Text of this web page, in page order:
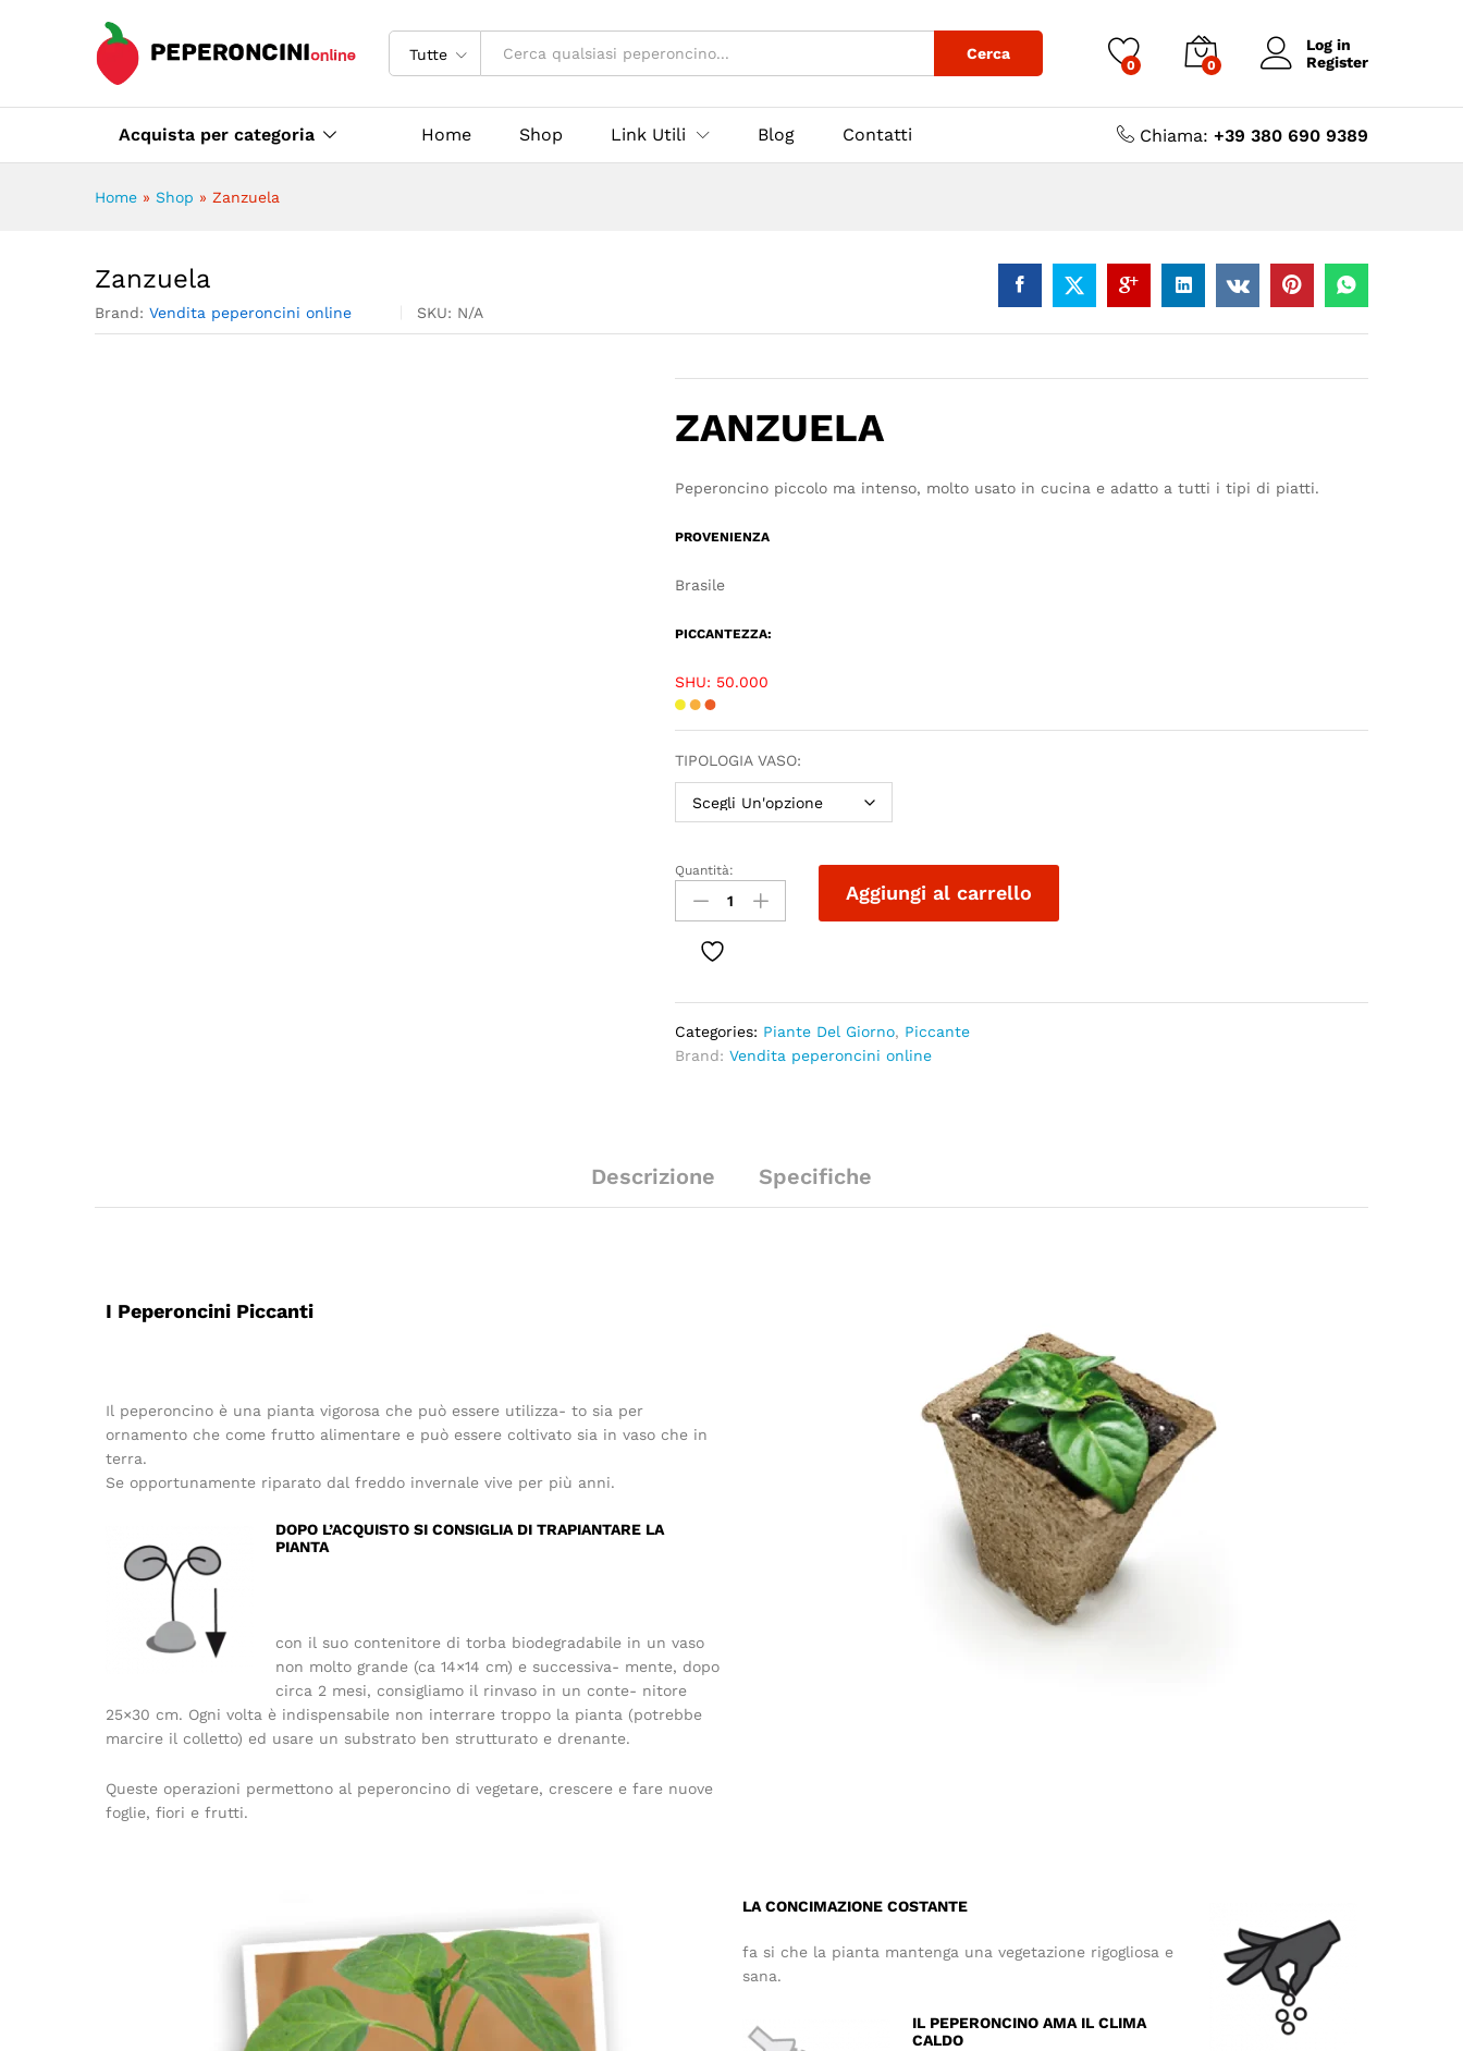
Tutte Cerca
0 0
Log in
Register
Acquista per categoria Home Shop Link Utili Blog Contatti Chiama: +39 380 690 9389
Home » Shop » Zanzuela
Zanzuela
Brand: Vendita peperoncini online SKU: N/A
ZANZUELA
Peperoncino piccolo ma intenso, molto usato in cucina e adatto a tutti i tipi di piatti.
PROVENIENZA
Brasile
PICCANTEZZA:
SHU: 50.000
TIPOLOGIA VASO:
Quantità:
Aggiungi al carrello
Categories: Piante Del Giorno, Piccante
Brand:Vendita peperoncini online
Descrizione Specifiche
I Peperoncini Piccanti
Il peperoncino è una pianta vigorosa che può essere utilizza- to sia per
ornamento che come frutto alimentare e può essere coltivato sia in vaso che in
terra.
Se opportunamente riparato dal freddo invernale vive per più anni.
DOPO L’ACQUISTO SI CONSIGLIA DI TRAPIANTARE LA
PIANTA
con il suo contenitore di torba biodegradabile in un vaso
non molto grande (ca 14×14 cm) e successiva- mente, dopo
circa 2 mesi, consigliamo il rinvaso in un conte- nitore
25×30 cm. Ogni volta è indispensabile non interrare troppo la pianta (potrebbe
marcire il colletto) ed usare un substrato ben strutturato e drenante.
Queste operazioni permettono al peperoncino di vegetare, crescere e fare nuove
foglie, fiori e frutti.
LA CONCIMAZIONE COSTANTE
fa si che la pianta mantenga una vegetazione rigogliosa e
sana.
IL PEPERONCINO AMA IL CLIMA
CALDO